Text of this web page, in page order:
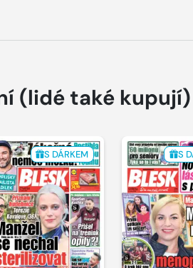
(lidé také kupují)
S DÁRKEM S